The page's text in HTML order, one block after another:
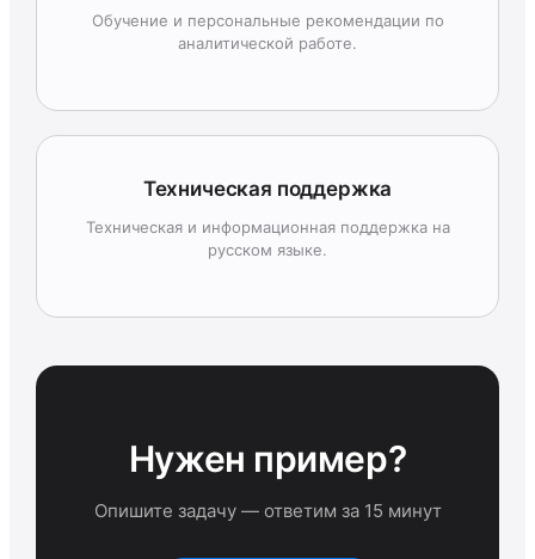
Обучение и персональные рекомендации по
аналитической работе.
Техническая поддержка
Техническая и информационная поддержка на
русском языке.
Нужен пример?
Опишите задачу — ответим за 15 минут